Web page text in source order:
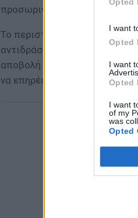
I want
Opted
I want
Opted
I want
of my
was
Opted
προσωρινά πριν το
Το περιστατικό έγινε
αντιδράσεις, καθώς
αποβολή παίκτη που είχε ήδη
να επηρέασε την εξέλιξη του